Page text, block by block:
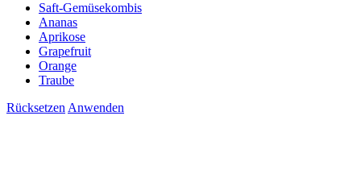
Saft-Gemüsekombis
Ananas
Aprikose
Grapefruit
Orange
Traube
Rücksetzen Anwenden